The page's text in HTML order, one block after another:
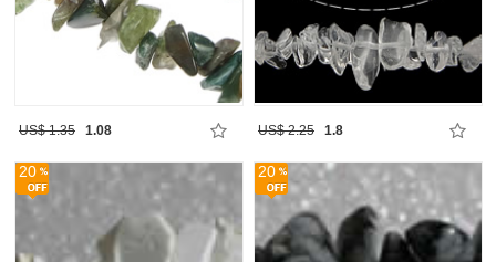
US$ 1.35 1.08 US$ 2.25 1.8
20 20